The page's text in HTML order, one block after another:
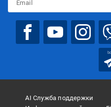
AI Служба поддержки